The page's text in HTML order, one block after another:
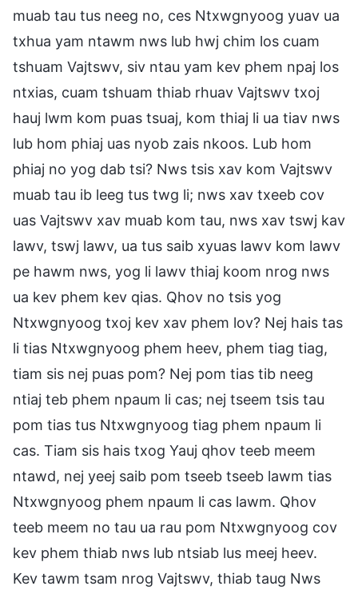
muab tau tus neeg no, ces Ntxwgnyoog yuav ua
txhua yam ntawm nws lub hwj chim los cuam
tshuam Vajtswv, siv ntau yam kev phem npaj los
ntxias, cuam tshuam thiab rhuav Vajtswv txoj
hauj lwm kom puas tsuaj, kom thiaj li ua tiav nws
lub hom phiaj uas nyob zais nkoos. Lub hom
phiaj no yog dab tsi? Nws tsis xav kom Vajtswv
muab tau ib leeg tus twg li; nws xav txeeb cov
uas Vajtswv xav muab kom tau, nws xav tswj kav
lawv, tswj lawv, ua tus saib xyuas lawv kom lawv
pe hawm nws, yog li lawv thiaj koom nrog nws
ua kev phem kev qias. Qhov no tsis yog
Ntxwgnyoog txoj kev xav phem lov? Nej hais tas
li tias Ntxwgnyoog phem heev, phem tiag tiag,
tiam sis nej puas pom? Nej pom tias tib neeg
ntiaj teb phem npaum li cas; nej tseem tsis tau
pom tias tus Ntxwgnyoog tiag phem npaum li
cas. Tiam sis hais txog Yauj qhov teeb meem
ntawd, nej yeej saib pom tseeb tseeb lawm tias
Ntxwgnyoog phem npaum li cas lawm. Qhov
teeb meem no tau ua rau pom Ntxwgnyoog cov
kev phem thiab nws lub ntsiab lus meej heev.
Kev tawm tsam nrog Vajtswv, thiab taug Nws